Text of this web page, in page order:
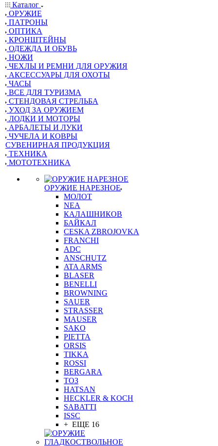
Каталог
ОРУЖИЕ
ПАТРОНЫ
ОПТИКА
КРОНШТЕЙНЫ
ОДЕЖДА И ОБУВЬ
НОЖИ
ЧЕХЛЫ И РЕМНИ ДЛЯ ОРУЖИЯ
АКСЕССУАРЫ ДЛЯ ОХОТЫ
ЧАСЫ
ВСЕ ДЛЯ ТУРИЗМА
СТЕНДОВАЯ СТРЕЛЬБА
УХОД ЗА ОРУЖИЕМ
ЛОДКИ И МОТОРЫ
АРБАЛЕТЫ И ЛУКИ
ЧУЧЕЛА И КОВРЫ
СУВЕНИРНАЯ ПРОДУКЦИЯ
ТЕХНИКА
МОТОТЕХНИКА
ОРУЖИЕ НАРЕЗНОЕ
МОЛОТ
NEA
КАЛАШНИКОВ
БАЙКАЛ
CESKA ZBROJOVKA
FRANCHI
ADC
ANSCHUTZ
ATA ARMS
BLASER
BENELLI
BROWNING
SAUER
STRASSER
MAUSER
SAKO
PIETTA
ORSIS
TIKKA
ROSSI
BERGARA
ТОЗ
HATSAN
HECKLER & KOCH
SABATTI
ISSC
+ ЕЩЕ 16